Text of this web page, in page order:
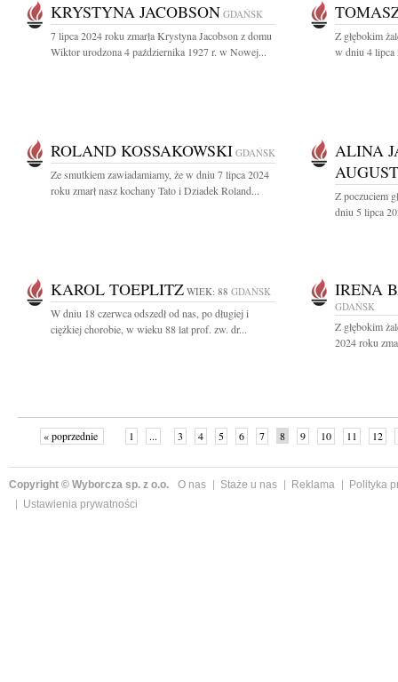
KRYSTYNA JACOBSON GDAŃSK
7 lipca 2024 roku zmarła Krystyna Jacobson z domu
Wiktor urodzona 4 października 1927 r. w Nowej...
Z głębokim
w dniu 4 lipca
ROLAND KOSSAKOWSKI GDAŃSK
Ze smutkiem zawiadamiamy, że w dniu 7 lipca 2024
roku zmarł nasz kochany Tato i Dziadek Roland...
ALINA
Z poczuciem
dniu 5 lipca
KAROL TOEPLITZ WIEK: 88 GDAŃSK
W dniu 18 czerwca odszedł od nas, po długiej i
ciężkiej chorobie, w wieku 88 lat prof. zw. dr...
IRENA
GDAŃSK
Z głębokim
2024 roku
« poprzednie 1 ... 3 4 5 6 7 8 9 10 11 12
Copyright © Wyborcza sp. z o.o. O nas Staże u nas Reklama
Polityka
Ustawienia prywatności